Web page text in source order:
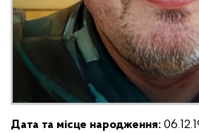
Дата та місце народження: